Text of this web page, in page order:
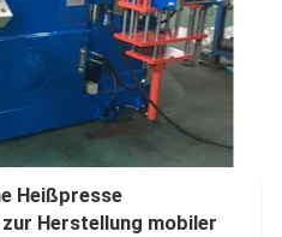
Heißpresse
Herstellung mobiler